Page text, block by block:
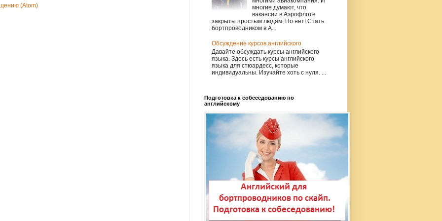
(Atom)
многие думают, что
вакансии в Аэрофлоте
закрыты простым людям. Но нет! Стать
бортпроводником в А...
Обсуждение курсов английского
Давайте обсуждать курсы английского
языка. Здесь есть курсы английского
языка для стюардесс, которые
индивидуальны. Изучайте хоть с нуля. ...
Подготовка к собеседованию по
английскому